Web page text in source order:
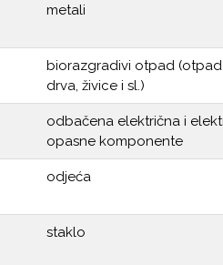
metali
biorazgradivi otpad
drva, živice i sl.)
odbačena električna i
opasne komponente
odjeća
staklo